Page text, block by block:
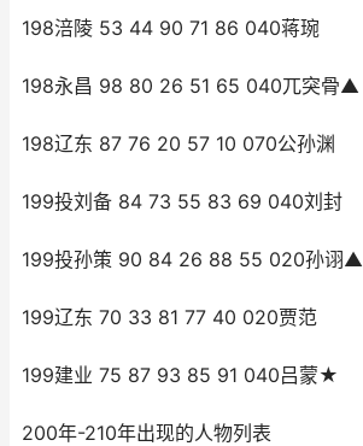
198涪陵 53 44 90 71 86 040蒋琬
198永昌 98 80 26 51 65 040兀突骨▲
198辽东 87 76 20 57 10 070公孙渊
199投刘备 84 73 55 83 69 040刘封
199投孙策 90 84 26 88 55 020孙诩▲
199辽东 70 33 81 77 40 020贾范
199建业 75 87 93 85 91 040吕蒙★
200年-210年出现的人物列表